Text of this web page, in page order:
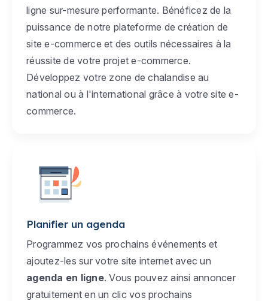
ligne sur-mesure performante. Bénéficez de la
puissance de notre plateforme de création de
site e-commerce et des outils nécessaires à la
réussite de votre projet e-commerce.
Développez votre zone de chalandise au
national ou à l'international grâce à votre site e-
commerce.
Planifier un agenda
Programmez vos prochains événements et
ajoutez-les sur votre site internet avec un
agenda en ligne. Vous pouvez ainsi annoncer
gratuitement en un clic vos prochains